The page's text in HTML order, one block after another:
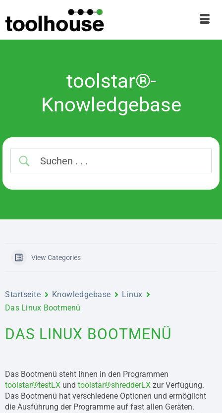
toolstar®-
Knowledgebase
View Categories
Startseite Knowledgebase
Linux
Das Linux Bootmenü
DAS LINUX BOOTMENÜ
Das Bootmenü steht Ihnen in den Programmen
toolstar®testLX und toolstar®shredderLX zur Verfügung.
Das Bootmenü hat verschiedene Optionen und ermöglicht
die Ausführung der Programme auf fast allen Geräten.